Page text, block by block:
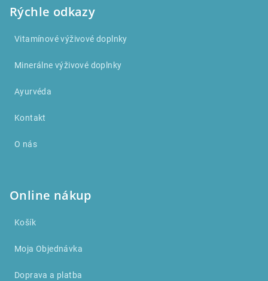
Rýchle odkazy
Vitamínové výživové doplnky
Minerálne výživové doplnky
Ayurvéda
Kontakt
O nás
Online nákup
Košík
Moja Objednávka
Doprava a platba